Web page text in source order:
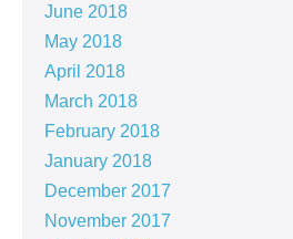
June 2018
May 2018
April 2018
March 2018
February 2018
January 2018
December 2017
November 2017